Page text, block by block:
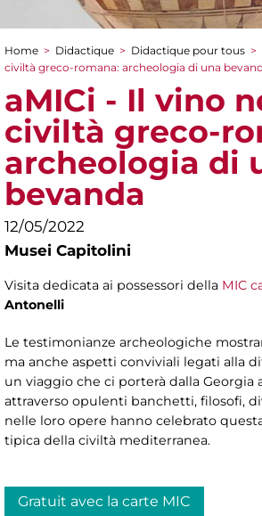
You are here
Home > Didactique > Didactique pour tous >
civiltà greco-romana: archeologia di una
aMICi - Il vino
civiltà greco-
archeologia di
bevanda
12/05/2022
Musei Capitolini
Visita dedicata ai possessori della MIC
Antonelli
Le testimonianze archeologiche
ma anche aspetti conviviali legati alla
un viaggio che ci porterà dalla Georgia
attraverso opulenti banchetti, filosofi,
nelle loro opere hanno celebrato
tipica della civiltà mediterranea.
Gratuit avec la carte MIC